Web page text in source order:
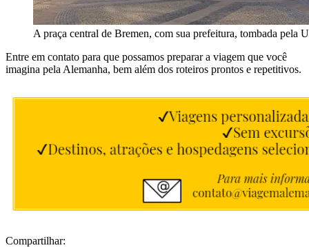
A praça central de Bremen, com sua prefeitura, tombada pela
Entre em contato para que possamos preparar a viagem que você
imagina pela Alemanha, bem além dos roteiros prontos e repetitivos.
Compartilhar: